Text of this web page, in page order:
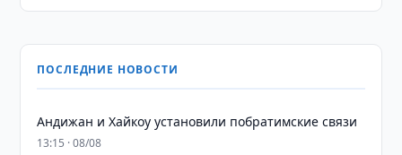
ПОСЛЕДНИЕ НОВОСТИ
Андижан и Хайкоу установили побратимские связи
13:15 · 08/08